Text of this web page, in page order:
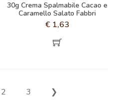
30g Crema Spalmabile Cacao e
Caramello Salato Fabbri
€ 1,63
2 3 ❯